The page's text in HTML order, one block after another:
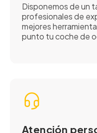
Disponemos de un
profesionales de
mejores
punto tu coche de
Atención